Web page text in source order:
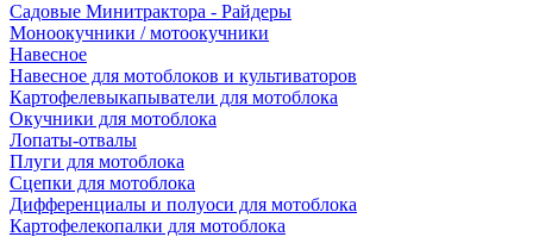
Садовые Минитрактора - Райдеры
Моноокучники / мотоокучники
Навесное
Навесное для мотоблоков и культиваторов
Картофелевыкапыватели для мотоблока
Окучники для мотоблока
Лопаты-отвалы
Плуги для мотоблока
Сцепки для мотоблока
Дифференциалы и полуоси для мотоблока
Картофелекопалки для мотоблока